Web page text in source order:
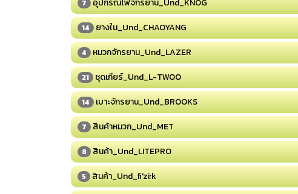
7 อุปกรณ์ไฟจักรยาน_Und_KNOG
14 ยางใน_Und_CHAOYANG
4 หมวกจักรยาน_Und_LAZER
21 ชุดเกียร์_Und_L-TWOO
14 เบาะจักรยาน_Und_BROOKS
7 สินค้าหมวก_Und_MET
8 สินค้า_Und_LITEPRO
5 สินค้า_Und_fi'zi:k